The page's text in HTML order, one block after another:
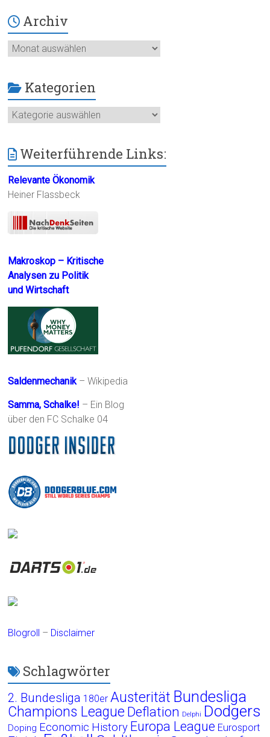
Archiv
Archiv
Kategorien
Kategorien
Weiterführende Links:
Relevante Ökonomik
Heiner Flassbeck
Makroskop – Kritische
Analysen zu Politik
und Wirtschaft
Saldenmechanik– Wikipedia
Samma, Schalke! – Ein Blog
über den FC Schalke 04
Blogroll – Disclaimer
Schlagwörter
2. Bundesliga 180er Austerität Bundesliga
Champions League Deflation Delphi Dodgers
Doping Economic History Europa League Eurosport